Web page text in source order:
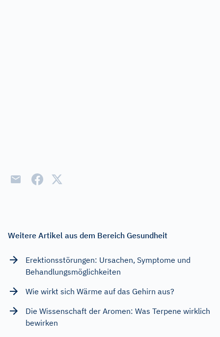
Weitere Artikel aus dem Bereich Gesundheit
Erektionsstörungen: Ursachen, Symptome und
Behandlungsmöglichkeiten
Wie wirkt sich Wärme auf das Gehirn aus?
Die Wissenschaft der Aromen: Was Terpene wirklich
bewirken